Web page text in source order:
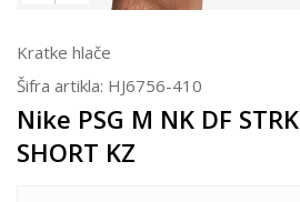
Kratke hlače
Šifra artikla: HJ6756-410
Nike PSG M NK DF STRK
SHORT KZ